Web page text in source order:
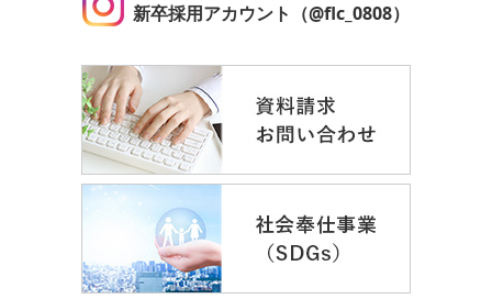
新卒採用アカウント（@flc_0808）